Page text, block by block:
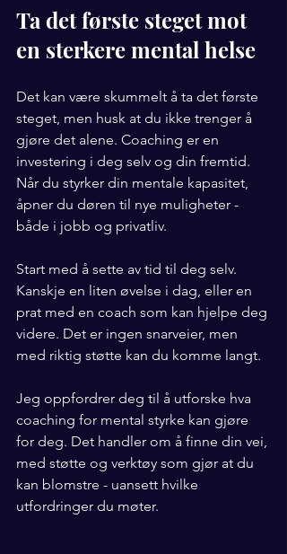
Ta det første steget mot
en sterkere mental helse
Det kan være skummelt å ta det første
steget, men husk at du ikke trenger å
gjøre det alene. Coaching er en
investering i deg selv og din fremtid.
Når du styrker din mentale kapasitet,
åpner du døren til nye muligheter -
både i jobb og privatliv.
Start med å sette av tid til deg selv.
Kanskje en liten øvelse i dag, eller en
prat med en coach som kan hjelpe deg
videre. Det er ingen snarveier, men
med riktig støtte kan du komme langt.
Jeg oppfordrer deg til å utforske hva
coaching for mental styrke kan gjøre
for deg. Det handler om å finne din vei,
med støtte og verktøy som gjør at du
kan blomstre - uansett hvilke
utfordringer du møter.